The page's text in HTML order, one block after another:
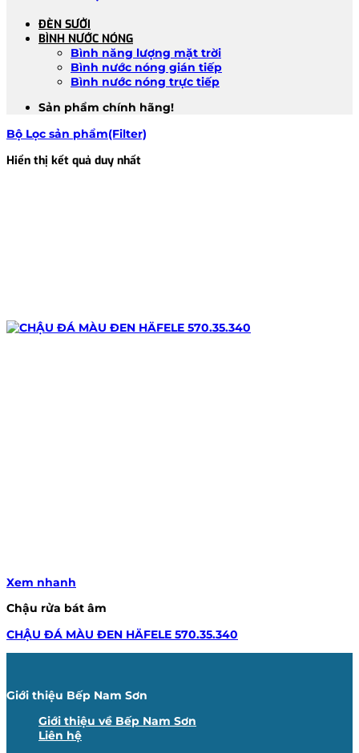
ĐÈN SƯỞI
BÌNH NƯỚC NÓNG
Bình năng lượng mặt trời
Bình nước nóng gián tiếp
Bình nước nóng trực tiếp
Sản phẩm chính hãng!
Bộ Lọc sản phẩm(Filter)
Hiển thị kết quả duy nhất
Xem nhanh
Chậu rửa bát âm
CHẬU ĐÁ MÀU ĐEN HÄFELE 570.35.340
Giới thiệu Bếp Nam Sơn
Giới thiệu về Bếp Nam Sơn
Liên hệ